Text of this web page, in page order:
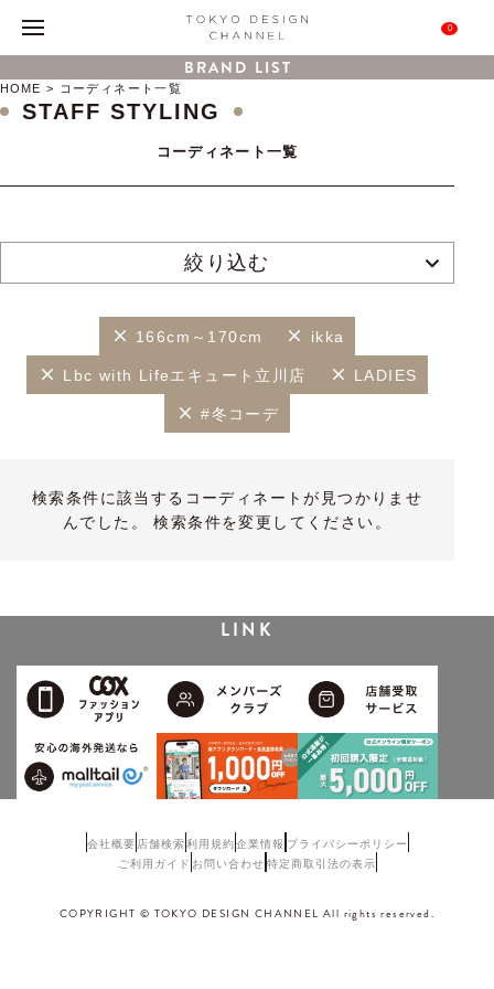
0
BRAND LIST
HOME コーディネート一覧
STAFF STYLING
コーディネート一覧
絞り込む
166cm～170cm ikka
Lbc with Lifeエキュート立川店 LADIES
#冬コーデ
検索条件に該当するコーディネートが見つかりませ
んでした。 検索条件を変更してください。
LINK
会社概要 店舗検索利用規約企業情報 プライバシーポリシー
ご利用ガイド お問い合わせ 特定商取引法の表示
COPYRIGHT © TOKYO DESIGN CHANNEL All rights reserved.